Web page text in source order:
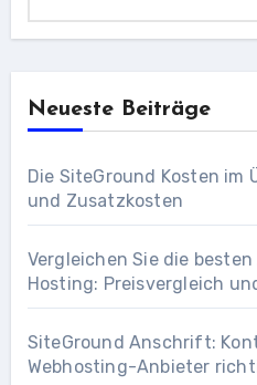
Neueste Beiträge
Die SiteGround Kosten im
und Zusatzkosten
Vergleichen Sie die
Hosting: Preisvergleich
SiteGround Anschrift:
Webhosting-Anbieter